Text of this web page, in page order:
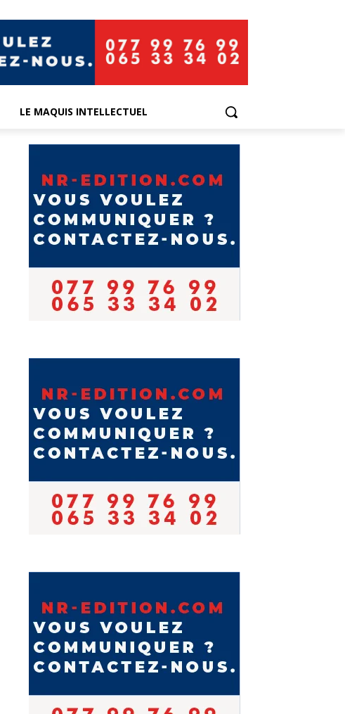
LE MAQUIS INTELLECTUEL